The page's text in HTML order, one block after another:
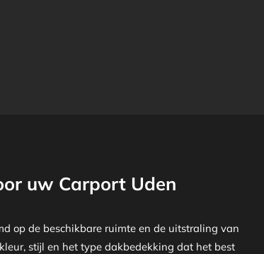
uw Carport Uden
op de beschikbare ruimte en de uitstraling van
stijl en het type dakbedekking dat het best